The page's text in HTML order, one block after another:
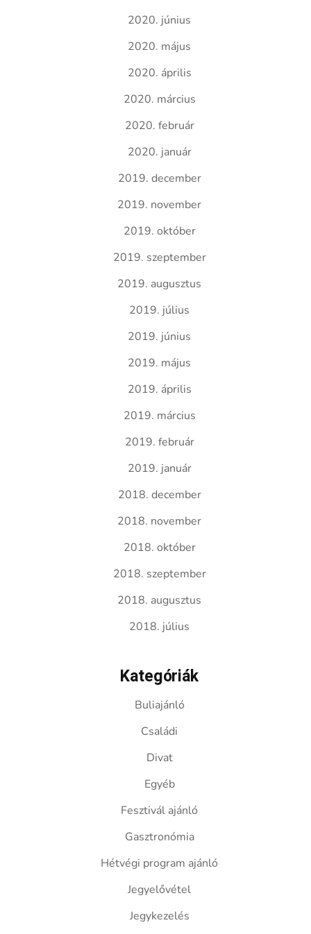
2020. június
2020. május
2020. április
2020. március
2020. február
2020. január
2019. december
2019. november
2019. október
2019. szeptember
2019. augusztus
2019. július
2019. június
2019. május
2019. április
2019. március
2019. február
2019. január
2018. december
2018. november
2018. október
2018. szeptember
2018. augusztus
2018. július
Kategóriák
Buliajánló
Családi
Divat
Egyéb
Fesztivál ajánló
Gasztronómia
Hétvégi program ajánló
Jegyelővétel
Jegykezelés